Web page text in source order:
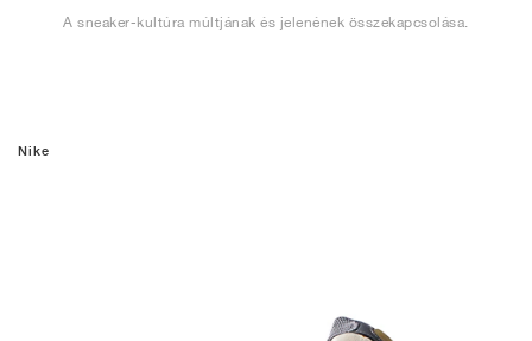
A sneaker-kultúra múltjának és jelenének összekapcsolása.
Nike